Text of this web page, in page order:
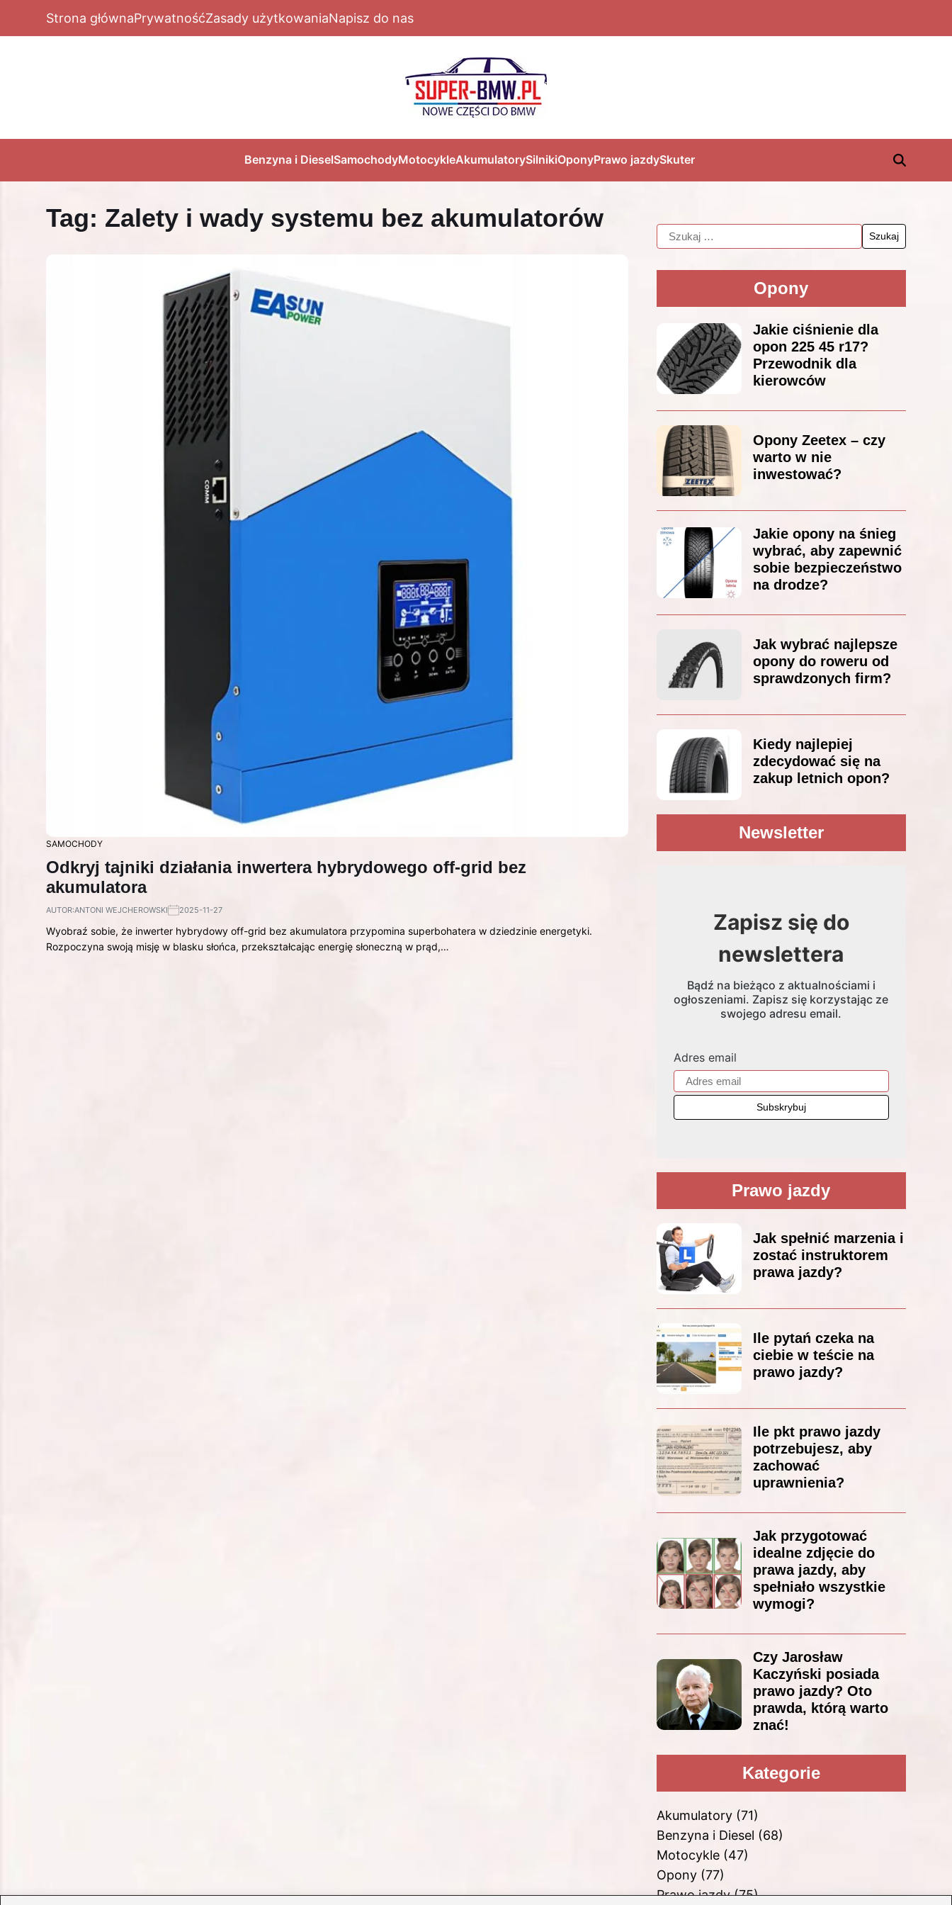
Strona głównaPrywatnośćZasady użytkowaniaNapisz do nas
Benzyna i DieselSamochodyMotocykleAkumulatorySilnikiOponyPrawo jazdySkuter
Tag: Zalety i wady systemu bez akumulatorów
SAMOCHODY
Odkryj tajniki działania inwertera hybrydowego off-grid bez
akumulatora
AUTOR:ANTONI WEJCHEROWSKI 2025-11-27
Wyobraź sobie, że inwerter hybrydowy off-grid bez akumulatora przypomina superbohatera w dziedzinie energetyki.
Rozpoczyna swoją misję w blasku słońca, przekształcając energię słoneczną w prąd,…
Opony
Jakie ciśnienie dla
opon 225 45 r17?
Przewodnik dla
kierowców
Opony Zeetex – czy
warto w nie
inwestować?
Jakie opony na śnieg
wybrać, aby zapewnić
sobie bezpieczeństwo
na drodze?
Jak wybrać najlepsze
opony do roweru od
sprawdzonych firm?
Kiedy najlepiej
zdecydować się na
zakup letnich opon?
Newsletter
Zapisz się do
newslettera
Bądź na bieżąco z aktualnościami i
ogłoszeniami. Zapisz się korzystając ze
swojego adresu email.
Adres email
Prawo jazdy
Jak spełnić marzenia i
zostać instruktorem
prawa jazdy?
Ile pytań czeka na
ciebie w teście na
prawo jazdy?
Ile pkt prawo jazdy
potrzebujesz, aby
zachować
uprawnienia?
Jak przygotować
idealne zdjęcie do
prawa jazdy, aby
spełniało wszystkie
wymogi?
Czy Jarosław
Kaczyński posiada
prawo jazdy? Oto
prawda, którą warto
znać!
Kategorie
Akumulatory(71)
Benzyna i Diesel (68)
Motocykle(47)
Opony(77)
Prawo jazdy(75)